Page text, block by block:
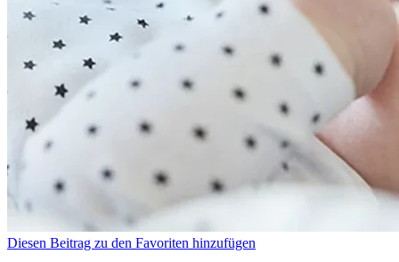
Diesen Beitrag zu den Favoriten hinzufügen